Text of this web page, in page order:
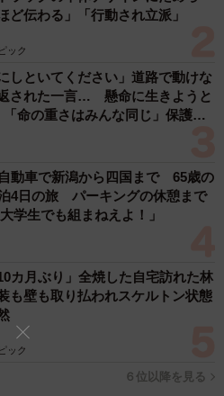
のこだわりがあった。「キバ
子どもが怖くて入店できない
ある看板にしたかった」。ア
にとって酒屋は普段はなかなか
恐ろしい見た目ではより入りに
」というのは、子どものころ
。そして大きくなるにつれ怖さ
なった大人になれば、通って
密！？な計算があった。
板とシンプルな店名を持つ
設と見分けがつきやすい。こ
だった。「待ち合わせ場所と
かった」と言う。島根県出身
する時に「私酒ゴリラの近くに
伝わる」「行動され立派」
ック
しといてください」道路で動けな
された一言… 懸命に生きようと
命の重さはみんな同じ」保護団
動車で新潟から四国まで 65歳の
4日の旅 パーキングの休憩まで
学生でも組まねえよ！」
カ月ぶり」全焼した自宅訪れた林
壁も取り払われスケルトン状態
ック
６位以降を見る